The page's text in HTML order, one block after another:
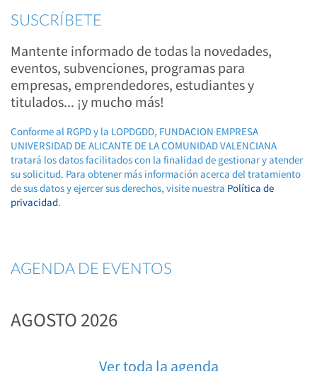
SUSCRÍBETE
Mantente informado de todas la novedades,
eventos, subvenciones, programas para
empresas, emprendedores, estudiantes y
titulados... ¡y mucho más!
Conforme al RGPD y la LOPDGDD, FUNDACION EMPRESA
UNIVERSIDAD DE ALICANTE DE LA COMUNIDAD VALENCIANA
tratará los datos facilitados con la finalidad de gestionar y atender
su solicitud. Para obtener más información acerca del tratamiento
de sus datos y ejercer sus derechos, visite nuestra Política de
privacidad.
AGENDA DE EVENTOS
AGOSTO 2026
Ver toda la agenda